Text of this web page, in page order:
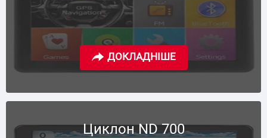
Циклон ND 700